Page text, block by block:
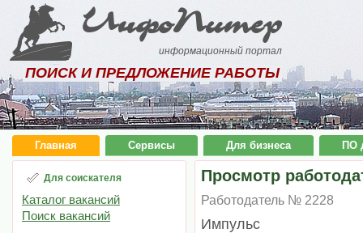
ИнфоПитер
информационный портал
ПОИСК И ПРЕДЛОЖЕНИЕ РАБОТЫ
Главная Сервисы Для бизнеса ПО
Для соискателя
Каталог вакансий
Поиск вакансий
Просмотр
Работодатель № 2228
Импульс